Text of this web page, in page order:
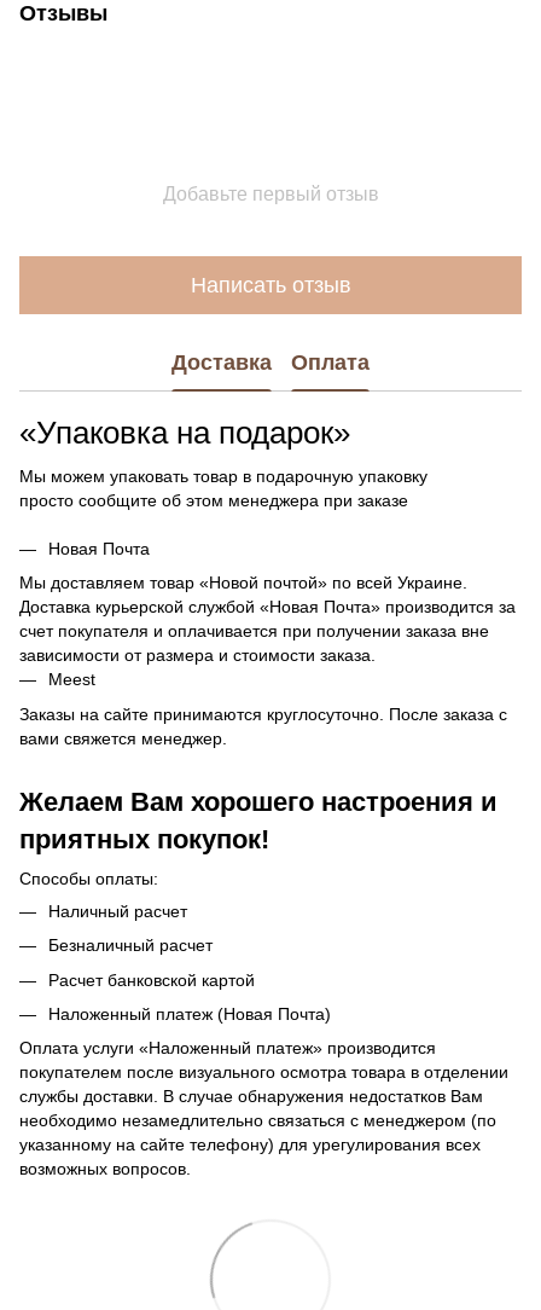
Отзывы
Добавьте первый отзыв
Написать отзыв
Доставка Оплата
«Упаковка на подарок»
Мы можем упаковать товар в подарочную упаковку
просто сообщите об этом менеджера при заказе
Новая Почта
Мы доставляем товар «Новой почтой» по всей Украине.
Доставка курьерской службой «Новая Почта» производится за
счет покупателя и оплачивается при получении заказа вне
зависимости от размера и стоимости заказа.
Meest
Заказы на сайте принимаются круглосуточно. После заказа с
вами свяжется менеджер.
Желаем Вам хорошего настроения и
приятных покупок!
Способы оплаты:
Наличный расчет
Безналичный расчет
Расчет банковской картой
Наложенный платеж (Новая Почта)
Оплата услуги «Наложенный платеж» производится
покупателем после визуального осмотра товара в отделении
службы доставки. В случае обнаружения недостатков Вам
необходимо незамедлительно связаться с менеджером (по
указанному на сайте телефону) для урегулирования всех
возможных вопросов.